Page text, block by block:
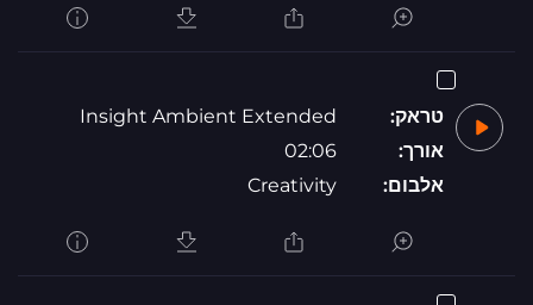
טראק:
Insight Ambient Extended
אורך:
02:06
אלבום:
Creativity